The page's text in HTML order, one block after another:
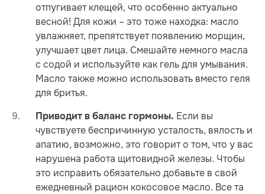
отпугивает клещей, что особенно актуально
весной! Для кожи – это тоже находка: масло
увлажняет, препятствует появлению морщин,
улучшает цвет лица. Смешайте немного масла
с содой и используйте как гель для умывания.
Масло также можно использовать вместо геля
для бритья.
Приводит в баланс гормоны. Если вы
чувствуете беспричинную усталость, вялость и
апатию, возможно, это говорит о том, что у вас
нарушена работа щитовидной железы. Чтобы
это исправить обязательно добавьте в свой
ежедневный рацион кокосовое масло. Все та